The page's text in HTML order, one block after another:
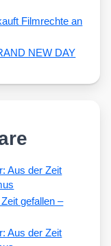
Filmrechte an
NEW DAY
Aus der Zeit
gefallen –
Aus der Zeit